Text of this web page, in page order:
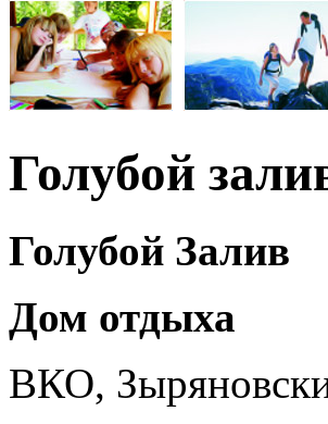
Голубой
Голубой Залив
Дом отдыха
ВКО,